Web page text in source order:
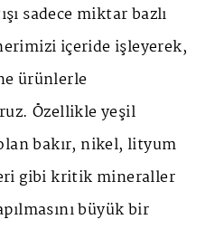
sadece miktar bazlı
içeride işleyerek,
ürünlerle
Özellikle yeşil
bakır, nikel, lityum
gibi kritik mineraller
büyük bir